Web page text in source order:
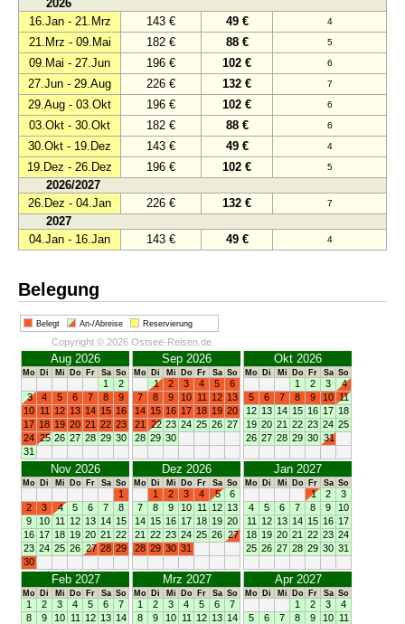
2026
16.Jan - 21.Mrz
143 € 49 € 4
21.Mrz - 09.Mai 182 € 88 € 5
09.Mai - 27.Jun 196 € 102 € 6
27.Jun - 29.Aug 226 € 132 € 7
29.Aug - 03.Okt 196 € 102 € 6
03.Okt - 30.Okt 182 € 88 € 6
30.Okt - 19.Dez 143 € 49 € 4
19.Dez - 26.Dez 196 € 102 € 5
2026/2027
26.Dez - 04.Jan
226 € 132 € 7
2027
04.Jan - 16.Jan
143 € 49 € 4
Belegung
Belegt An-/Abreise Reservierung
Copyright © 2026 Ostsee-Reisen.de
Aug 2026
Mo Di Mi Do Fr Sa So
1
2
3
4 5 6 7 8
9
10 11 12 13 14 15 16
17 18 19 20 21 22 23
24 25 26 27 28 29 30
31
Sep 2026
Mo Di Mi Do Fr Sa So
1 2 3 4 5
6
7
8 9 10 11 12 13
14 15 16 17 18 19 20
21
22 23 24 25 26 27
28 29 30
Okt 2026
Mo Di Mi Do Fr Sa So
1 2 3
4
5
6 7 8 9 10 11
12 13 14 15 16 17 18
19 20 21 22 23 24 25
26 27 28 29 30 31
Nov 2026
Mo Di Mi Do Fr Sa So
1
2
3 4 5 6 7
8
9
10 11 12 13 14 15
16 17 18 19 20 21 22
23 24 25 26 27 28 29
30
Dez 2026
Mo Di Mi Do Fr Sa So
1 2 3 4 5
6
7
8 9 10 11 12 13
14 15 16 17 18 19 20
21 22 23 24 25 26 27
28 29 30 31
Jan 2027
Mo Di Mi Do Fr Sa So
1 2
3
4
5 6 7 8 9
10
11
12 13 14 15 16 17
18 19 20 21 22 23 24
25 26 27 28 29 30 31
Feb 2027
Mo Di Mi Do Fr Sa So
1 2 3 4 5 6
7
8
9 10 11 12 13 14
Mrz 2027
Mo Di Mi Do Fr Sa So
1 2 3 4 5 6
7
8
9 10 11 12 13 14
Apr 2027
Mo Di Mi Do Fr Sa So
1 2 3
4
5
6 7 8 9 10 11